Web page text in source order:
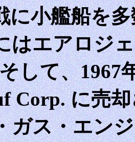
に小艦船を
はエアロジ
して、1967
Corp. に売
ガス・エン